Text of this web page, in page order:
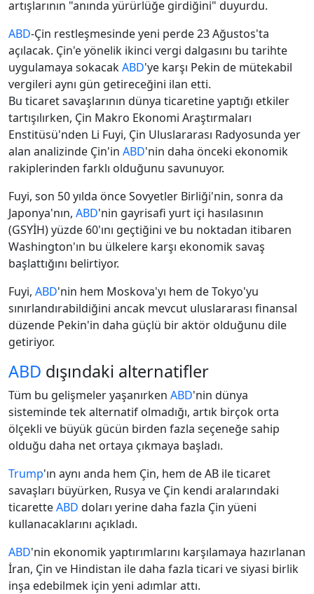
artışlarının "anında yürürlüğe girdiğini" duyurdu.
ABD-Çin restleşmesinde yeni perde 23 Ağustos'ta
açılacak. Çin'e yönelik ikinci vergi dalgasını bu tarihte
uygulamaya sokacakABD'ye karşı Pekin de mütekabil
vergileri aynı gün getireceğini ilan etti.
Bu ticaret savaşlarının dünya ticaretine yaptığı etkiler
tartışılırken, Çin Makro Ekonomi Araştırmaları
Enstitüsü'nden Li Fuyi, Çin Uluslararası Radyosunda yer
alan analizinde Çin'in ABD'nin daha önceki ekonomik
rakiplerinden farklı olduğunu savunuyor.
Fuyi, son 50 yılda önce Sovyetler Birliği'nin, sonra da
Japonya'nın, ABD'nin gayrisafi yurt içi hasılasının
(GSYİH) yüzde 60'ını geçtiğini ve bu noktadan itibaren
Washington'ın bu ülkelere karşı ekonomik savaş
başlattığını belirtiyor.
Fuyi, ABD'nin hem Moskova'yı hem de Tokyo'yu
sınırlandırabildiğini ancak mevcut uluslararası finansal
düzende Pekin'in daha güçlü bir aktör olduğunu dile
getiriyor.
ABD dışındaki alternatifler
Tüm bu gelişmeler yaşanırken ABD'nin dünya
sisteminde tek alternatif olmadığı, artık birçok orta
ölçekli ve büyük gücün birden fazla seçeneğe sahip
olduğu daha net ortaya çıkmaya başladı.
Trump'ın aynı anda hem Çin, hem de AB ile ticaret
savaşları büyürken, Rusya ve Çin kendi aralarındaki
ticaretteABD doları yerine daha fazla Çin yüeni
kullanacaklarını açıkladı.
ABD'nin ekonomik yaptırımlarını karşılamaya hazırlanan
İran, Çin ve Hindistan ile daha fazla ticari ve siyasi birlik
inşa edebilmek için yeni adımlar attı.